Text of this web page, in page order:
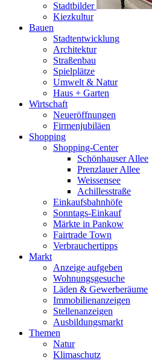
Stadtbilder
Kiezkultur
Bauen
Stadtentwicklung
Architektur
Straßenbau
Spielplätze
Umwelt & Natur
Haus + Garten
Wirtschaft
Neueröffnungen
Firmenjubiläen
Shopping
Shopping-Center
Schönhauser Allee
Prenzlauer Allee
Weissensee
Achillesstraße
Einkaufsbahnhöfe
Sonntags-Einkauf
Märkte in Pankow
Fairtrade Town
Verbrauchertipps
Markt
Anzeige aufgeben
Wohnungsgesuche
Läden & Gewerberäume
Immobilienanzeigen
Stellenanzeigen
Ausbildungsmarkt
Themen
Natur
Klimaschutz